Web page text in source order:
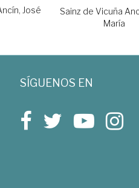
José
Sainz de Vicuña
María
SÍGUENOS EN